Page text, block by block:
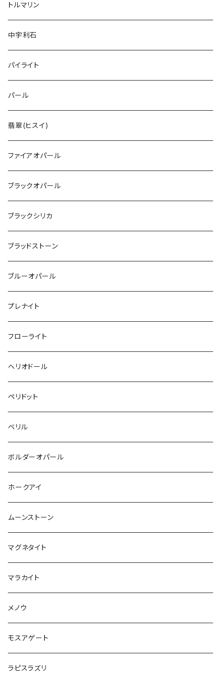
トルマリン
中宇利石
パイライト
パール
翡翠(ヒスイ)
ファイアオパール
ブラックオパール
ブラックシリカ
ブラッドストーン
ブルーオパール
プレナイト
フローライト
ヘリオドール
ペリドット
ベリル
ボルダーオパール
ホークアイ
ムーンストーン
マグネタイト
マラカイト
メノウ
モスアゲート
ラピスラズリ